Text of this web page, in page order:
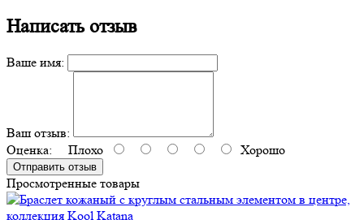
Написать отзыв
Ваше имя:
Ваш отзыв:
Оценка: Плохо Хорошо
Отправить отзыв
Просмотренные товары